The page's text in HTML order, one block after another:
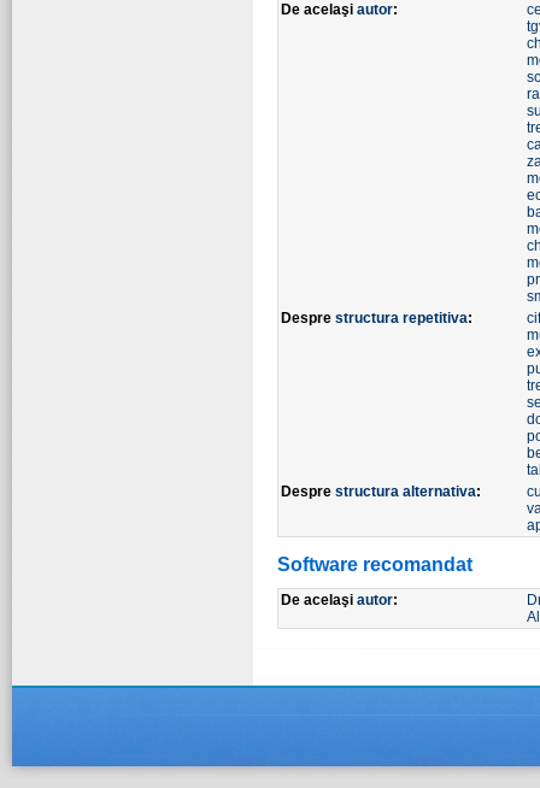
De acelaşi autor:
Despre structura repetitiva:
Despre structura alternativa:
Software recomandat
De acelaşi autor: